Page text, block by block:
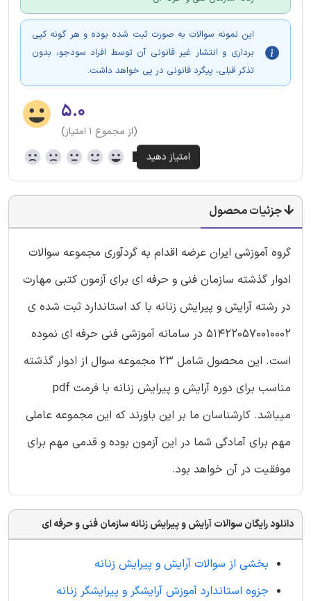
این نمونه سوالات به صورت ثبت شده بوده و هر گونه کپی
برداری و انتشار غیر قانونی آن توسط افراد سودجو، بدون
تذکر قبلی، پیگرد قانونی در پی خواهد داشت.
۵.۰
(از مجموع ۱ امتیاز)
جزئیات محصول
گروه آموزشی ایران عرضه اقدام به گردآوری مجموعه سوالات
ادوار گذشته سازمان فنی و حرفه ای برای آزمون کتبی مهارت
در رشته آرایش و پیرایش زنانه با کد استاندارد ثبت شده ی
514220570010002 در سامانه آموزشی فنی حرفه ای نموده
است. این محصول شامل 23 مجموعه سوال از ادوار گذشته
مناسب برای دوره آرایش و پیرایش زنانه با فرمت pdf
میباشد. کارشناسان ما بر این باورند که این مجموعه عاملی
مهم برای آمادگی شما در این آزمون بوده و قدمی مهم برای
موفقیت در آن خواهد بود.
دانلود رایگان سوالات آرایش و پیرایش زنانه سازمان فنی و حرفه ای
بخشی از سوالات آرایش و پیرایش زنانه
جزوه استاندارد آموزش آرایشگر و پیرایشگر زنانه